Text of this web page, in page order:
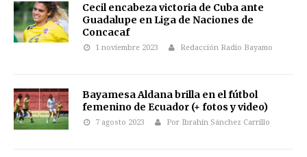
Cecil encabeza victoria de Cuba ante
Guadalupe en Liga de Naciones de
Concacaf
1 noviembre 2023 Redacción Radio Bayamo
Bayamesa Aldana brilla en el fútbol
femenino de Ecuador (+ fotos y video)
7 agosto 2023 Por Ibrahín Sánchez Carrillo